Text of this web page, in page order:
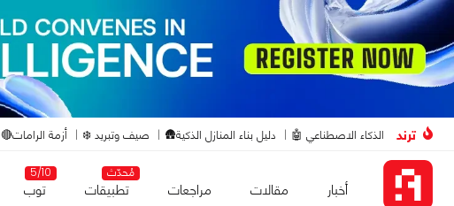
ترند الذكاء الاصطناعي 🤖 دليل بناء المنازل الذكية🛖 صيف وتبريد ❄️ أزمة الرامات🔴
أخبار مقالات مراجعات
مُحدّث
تطبيقات
5/10
توب